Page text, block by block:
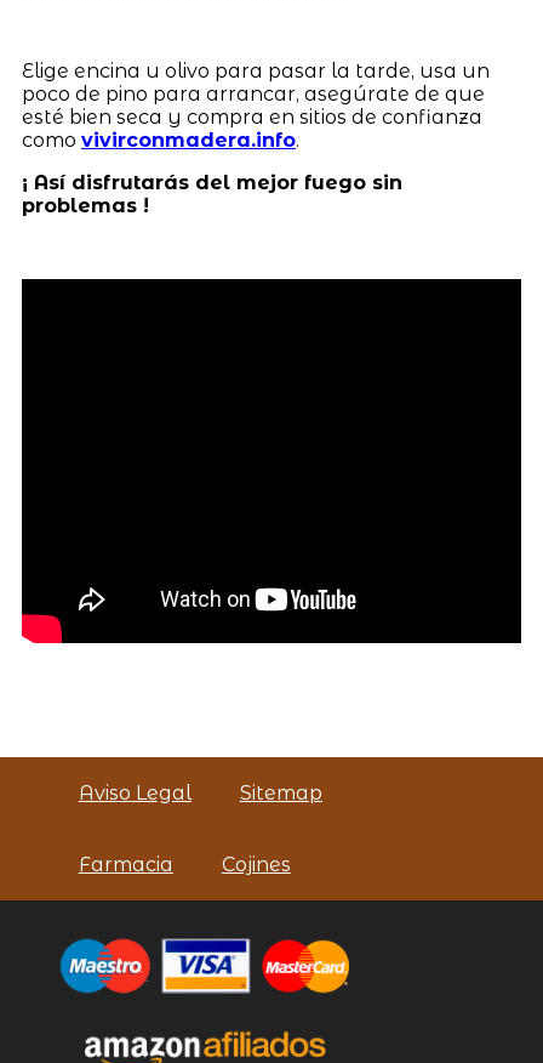
Elige encina u olivo para pasar la tarde, usa un
poco de pino para arrancar, asegúrate de que
esté bien seca y compra en sitios de confianza
como vivirconmadera.info.
¡ Así disfrutarás del mejor fuego sin
problemas !
Aviso Legal Sitemap
Farmacia Cojines